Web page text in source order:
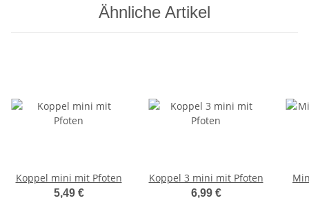
Ähnliche Artikel
Koppel mini mit Pfoten
5,49 €
Koppel 3 mini mit Pfoten
6,99 €